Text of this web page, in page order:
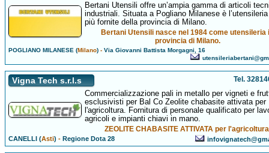
Bertani Utensili offre un’ampia gamma di articoli
industriali. Situata a Pogliano Milanese è
più fornite della provincia di Milano.
Bertani Utensili nasce nel 1984 come utensileria
provincia di Milano.
POGLIANO MILANESE (Milano) -Via Giovanni Battista Morgagni, 16
Vigna Tech s.r.l.s Tel.
Commercializzazione pali in metallo per vigneti e
esclusivisti per Bal Co Zeolite chabasite attivata per
l'agricoltura. Fornitura di personale qualificato per
agricoli e impianti chiavi in mano.
ZEOLITE CHABASITE ATTIVATA per
CANELLI (Asti) -Regione Dota 28